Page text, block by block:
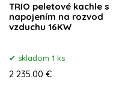
TRIO peletové kachle s
napojením na rozvod
vzduchu 16KW
skladom 1 ks
2 235.00 €